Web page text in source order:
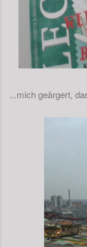
...mich geärgert,